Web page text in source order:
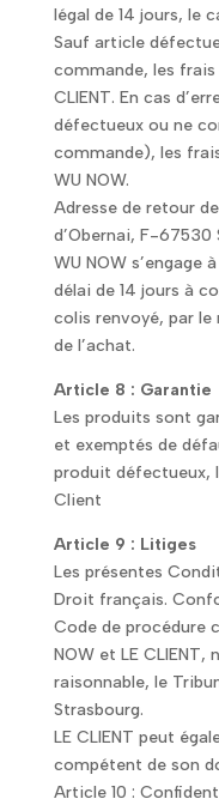
légal de 14 jours, le
Sauf article
commande, les
CLIENT. En cas
défectueux ou ne
commande), les
WU NOW.
Adresse de retour
d’Obernai, F-67530
WU NOW s’engage
délai de 14 jours à
colis renvoyé, par
de l’achat.
Article 8 : Garantie
Les produits sont
et exemptés de
produit défectueux,
Client
Article 9 : Litiges
Les présentes
Droit français.
Code de procédure
NOW et LE CLIENT,
raisonnable, le
Strasbourg.
LE CLIENT peut
compétent de son
Article 10 :